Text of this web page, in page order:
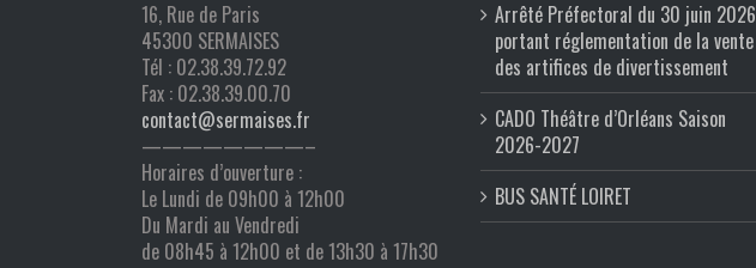
16, Rue de Paris
45300 SERMAISES
Tél : 02.38.39.72.92
Fax : 02.38.39.00.70
contact@sermaises.fr
————————–
Horaires d’ouverture :
Le Lundi de 09h00 à 12h00
Du Mardi au Vendredi
de 08h45 à 12h00 et de 13h30 à 17h30
Arrêté Préfectoral du 30 juin 2026
portant réglementation de la vente
des artifices de divertissement
CADO Théâtre d’Orléans Saison
2026-2027
BUS SANTÉ LOIRET